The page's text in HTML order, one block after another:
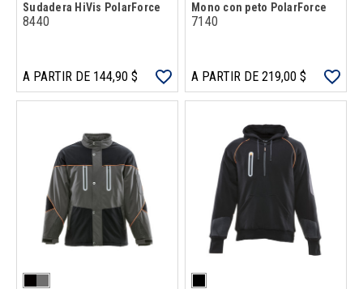
Sudadera HiVis PolarForce
8440
A PARTIR DE 144,90 $
Mono con peto PolarForce
7140
A PARTIR DE 219,00 $